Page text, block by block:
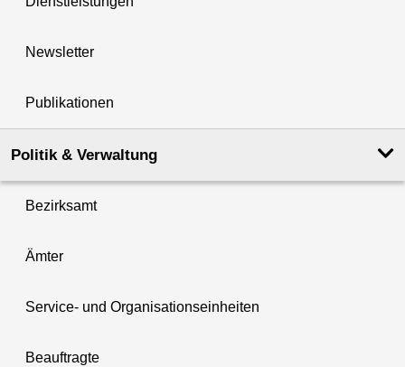
Newsletter
Publikationen
Politik & Verwaltung
Bezirksamt
Ämter
Service- und Organisationseinheiten
Beauftragte